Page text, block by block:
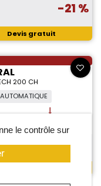
-21 %
Devis gratuit
200 CH
AUTOMATIQUE
-21 %
le contrôle sur